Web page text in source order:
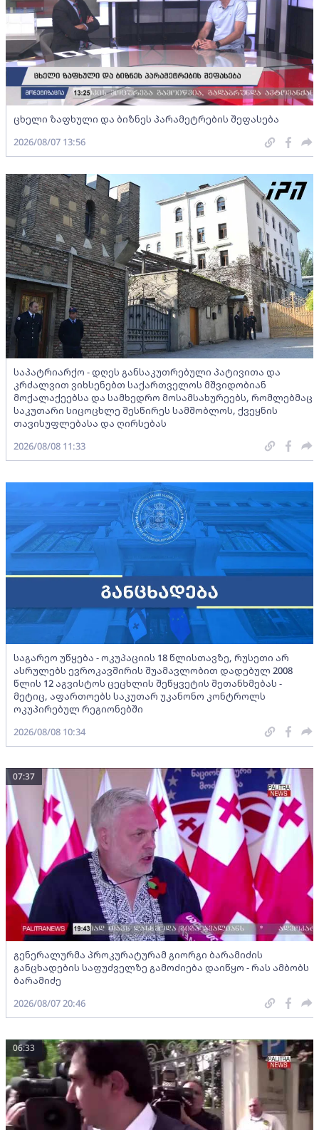
ცხელი ზაფხული და ბიზნეს პარამეტრების შეფასება
2026/08/07 13:56
საპატრიარქო - დღეს განსაკუთრებული პატივითა და
კრძალვით ვიხსენებთ საქართველოს მშვიდობიან
მოქალაქეებსა და სამხედრო მოსამსახურეებს, რომლებმაც
საკუთარი სიცოცხლე შესწირეს სამშობლოს, ქვეყნის
თავისუფლებასა და ღირსებას
2026/08/08 11:33
საგარეო უწყება - ოკუპაციის 18 წლისთავზე, რუსეთი არ
ასრულებს ევროკავშირის შუამავლობით დადებულ 2008
წლის 12 აგვისტოს ცეცხლის შეწყვეტის შეთანხმებას -
მეტიც, აფართოებს საკუთარ უკანონო კონტროლს
ოკუპირებულ რეგიონებში
2026/08/08 10:34
გენერალურმა პროკურატურამ გიორგი ბარამიძის
განცხადების საფუძველზე გამოძიება დაიწყო - რას ამბობს
ბარამიძე
07:37
2026/08/07 20:46
06:33